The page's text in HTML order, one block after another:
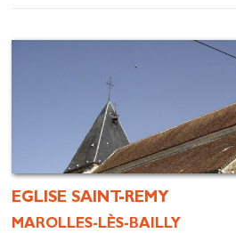
EGLISE SAINT-REMY
MAROLLES-LÈS-BAILLY